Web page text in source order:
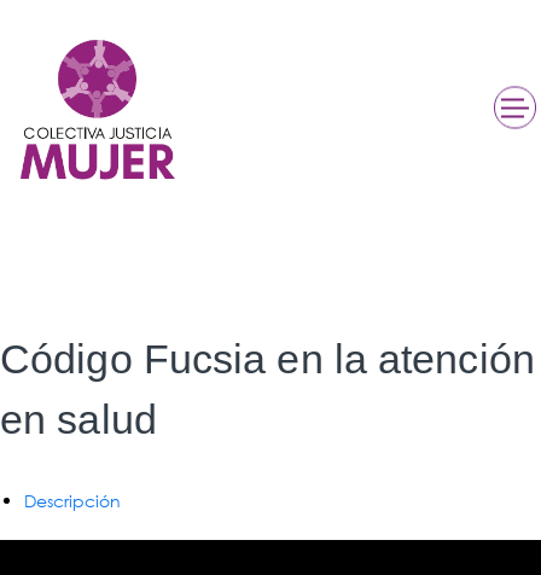
Código Fucsia en la atención
en salud
Descripción